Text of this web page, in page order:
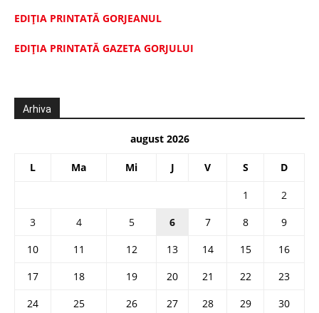
EDIȚIA PRINTATĂ GORJEANUL
EDIŢIA PRINTATĂ GAZETA GORJULUI
Arhiva
august 2026
L Ma Mi J V S D
1
2
3
4 5 6 7 8
9
10
11 12 13 14 15
16
17
18 19 20 21 22
23
24
25 26 27 28 29 30